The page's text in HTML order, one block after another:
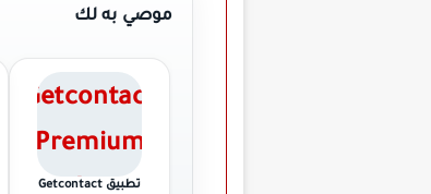
موصي به لك
تطبيق Getcontact